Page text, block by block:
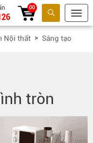
Tìm kiếm
00
Nội thất Sáng tạo
tròn